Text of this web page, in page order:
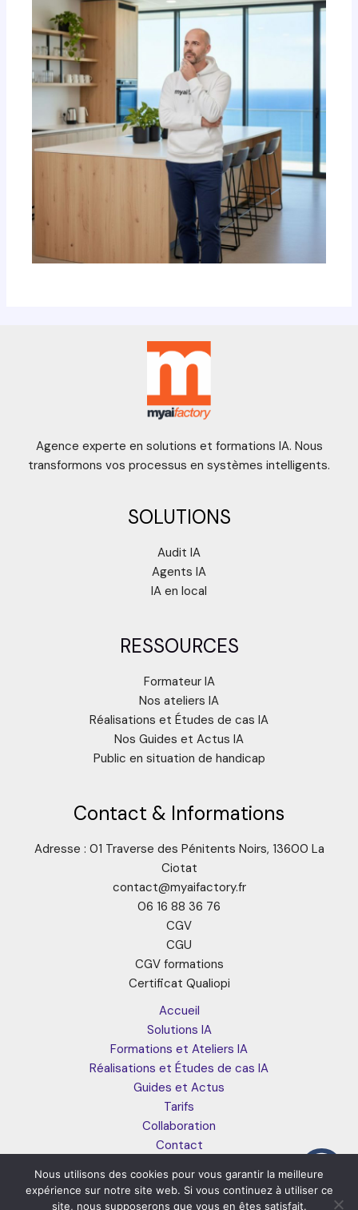
Agence experte en solutions et formations IA. Nous
transformons vos processus en systèmes intelligents.
SOLUTIONS
Audit IA
Agents IA
IA en local
RESSOURCES
Formateur IA
Nos ateliers IA
Réalisations et Études de cas IA
Nos Guides et Actus IA
Public en situation de handicap
Contact & Informations
Adresse : 01 Traverse des Pénitents Noirs, 13600 La
Ciotat
contact@myaifactory.fr
06 16 88 36 76
CGV
CGU
CGV formations
Certificat Qualiopi
Accueil
Solutions IA
Formations et Ateliers IA
Réalisations et Études de cas IA
Guides et Actus
Tarifs
Collaboration
Contact
© 2026 MyAI Factory. Tous droits réservés
Nous utilisons des cookies pour vous garantir la meilleure
expérience sur notre site web. Si vous continuez à utiliser ce
site, nous supposerons que vous en êtes satisfait.